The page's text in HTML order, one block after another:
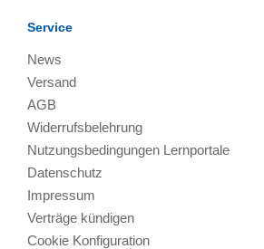
Service
News
Versand
AGB
Widerrufsbelehrung
Nutzungsbedingungen Lernportale
Datenschutz
Impressum
Verträge kündigen
Cookie Konfiguration